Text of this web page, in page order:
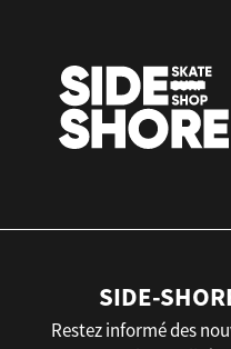
SIDE-
Restez informé des